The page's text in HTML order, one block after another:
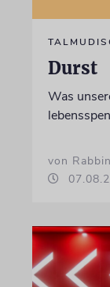
Durst
Was
von